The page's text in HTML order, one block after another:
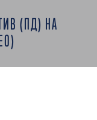
(ПД) НА